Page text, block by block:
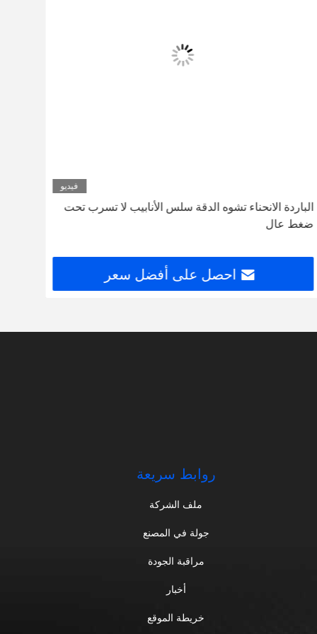
فيديو
الباردة الانحناء تشوه الدقة سلس الأنابيب لا تسرب تحت
ضغط عال
احصل على أفضل سعر
روابط سريعة
ملف الشركة
جولة في المصنع
مراقبة الجودة
أخبار
خريطة الموقع